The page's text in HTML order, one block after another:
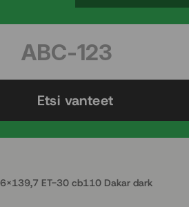
Etsi vanteet
ET-30 cb110 Dakar dark